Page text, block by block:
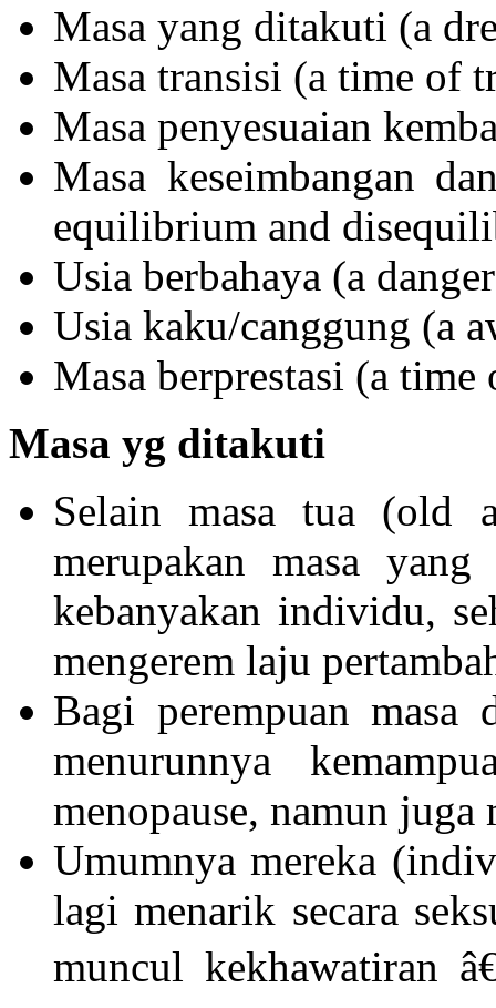
Masa yang ditakuti (a
Masa transisi (a time of
Masa penyesuaian
Masa keseimbangan
equilibrium and
Usia berbahaya (a
Usia kaku/canggung (a
Masa berprestasi (a
Masa yg ditakuti
Selain masa tua (old
merupakan masa
kebanyakan individu,
mengerem laju
Bagi perempuan masa
menurunnya
menopause, namun
Umumnya mereka
lagi menarik secara
muncul kekhawatiran